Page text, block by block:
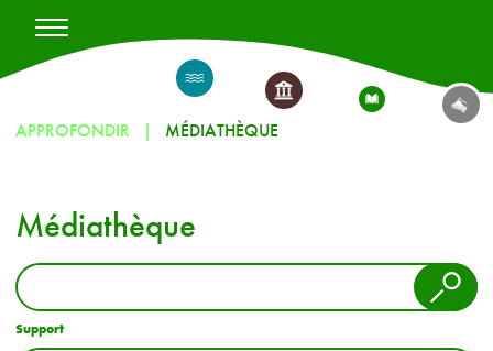
APPROFONDIR MÉDIATHÈQUE
Médiathèque
Support